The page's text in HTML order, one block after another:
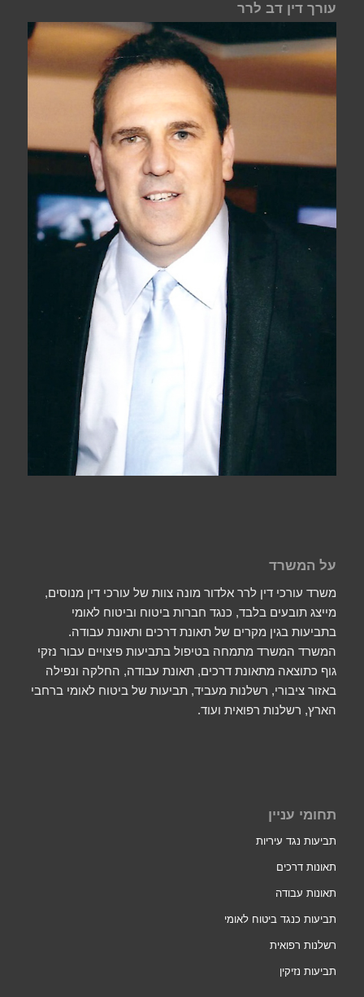
עורך דין דב לרר
על המשרד
משרד עורכי דין לרר אלדור מונה צוות של עורכי דין מנוסים,
מייצג תובעים בלבד, כנגד חברות ביטוח וביטוח לאומי
בתביעות בגין מקרים של תאונת דרכים ותאונת עבודה.
המשרד המשרד מתמחה בטיפול בתביעות פיצויים עבור נזקי
גוף כתוצאה מתאונת דרכים, תאונת עבודה, החלקה ונפילה
באזור ציבורי, רשלנות מעביד, תביעות של ביטוח לאומי ברחבי
הארץ, רשלנות רפואית ועוד.
תחומי עניין
תביעות נגד עיריות
תאונות דרכים
תאונות עבודה
תביעות כנגד ביטוח לאומי
רשלנות רפואית
תביעות נזיקין